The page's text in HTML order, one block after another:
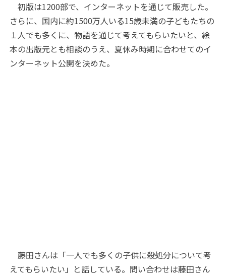
初版は1200部で、インターネットを通じて販売した。
さらに、国内に約1500万人いる15歳未満の子どもたちの
１人でも多くに、物語を通じて考えてもらいたいと、絵
本の出版元とも相談のうえ、夏休み時期に合わせてのイ
ンターネット公開を決めた。
藤田さんは「一人でも多くの子供に殺処分について考
えてもらいたい」と話している。問い合わせは藤田さん